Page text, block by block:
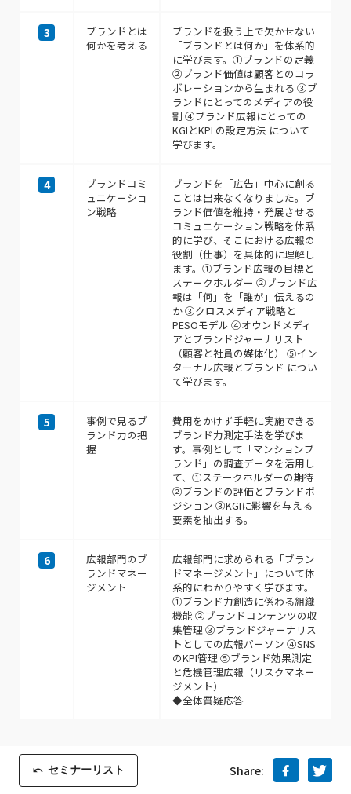
3
ブランドとは
何かを考える
ブランドを扱う上で欠かせない
「ブランドとは何か」を体系的
に学びます。①ブランドの定義
②ブランド価値は顧客とのコラ
ボレーションから生まれる ③ブ
ランドにとってのメディアの役
割 ④ブランド広報にとっての
KGIとKPI の設定方法 について
学びます。
4
ブランドコミ
ュニケーショ
ン戦略
ブランドを「広告」中心に創る
ことは出来なくなりました。ブ
ランド価値を維持・発展させる
コミュニケーション戦略を体系
的に学び、そこにおける広報の
役割（仕事）を具体的に理解し
ます。①ブランド広報の目標と
ステークホルダー ②ブランド広
報は「何」を「誰が」伝えるの
か ③クロスメディア戦略と
PESOモデル ④オウンドメディ
アとブランドジャーナリスト
（顧客と社員の媒体化） ⑤イン
ターナル広報とブランド につい
て学びます。
5
事例で見るブ
ランド力の把
握
費用をかけず手軽に実施できる
ブランド力測定手法を学びま
す。事例として「マンションブ
ランド」の調査データを活用し
て、①ステークホルダーの期待
②ブランドの評価とブランドポ
ジション ③KGIに影響を与える
要素を抽出する。
6
広報部門のブ
ランドマネー
ジメント
広報部門に求められる「ブラン
ドマネージメント」について体
系的にわかりやすく学びます。
①ブランド力創造に係わる組織
機能 ②ブランドコンテンツの収
集管理 ③ブランドジャーナリス
トとしての広報パーソン ④SNS
のKPI管理 ⑤ブランド効果測定
と危機管理広報（リスクマネー
ジメント）
◆全体質疑応答
セミナーリスト Share: